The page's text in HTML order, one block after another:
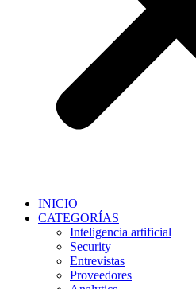
INICIO
CATEGORÍAS
Inteligencia artificial
Security
Entrevistas
Proveedores